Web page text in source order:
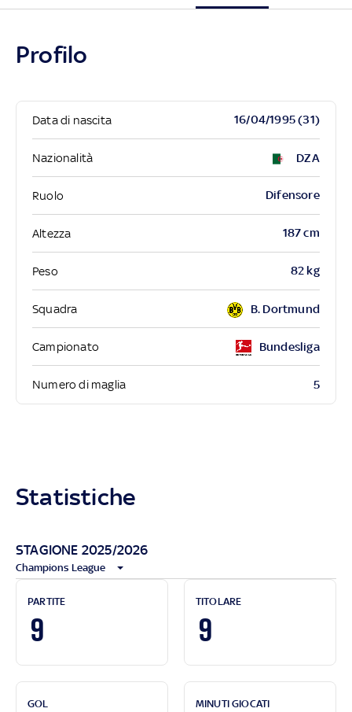
Profilo
Data di nascita 16/04/1995 (31)
Nazionalità DZA
Ruolo Difensore
Altezza 187 cm
Peso 82 kg
Squadra B. Dortmund
Campionato Bundesliga
Numero di maglia 5
Statistiche
STAGIONE 2025/2026
Champions League
PARTITE
9
TITOLARE
9
GOL MINUTI GIOCATI